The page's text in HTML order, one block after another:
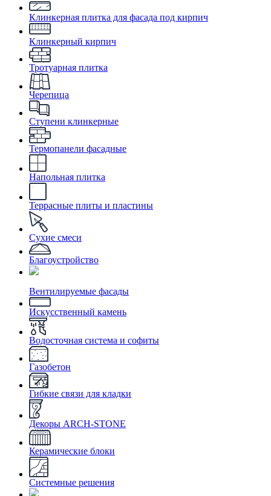
Клинкерная плитка для фасада под кирпич
Клинкерный кирпич
Тротуарная плитка
Черепица
Ступени клинкерные
Термопанели фасадные
Напольная плитка
Террасные плиты и пластины
Сухие смеси
Благоустройство
Вентилируемые фасады
Искусственный камень
Водосточная система и софиты
Газобетон
Гибкие связи для кладки
Декоры ARCH-STONE
Керамические блоки
Системные решения